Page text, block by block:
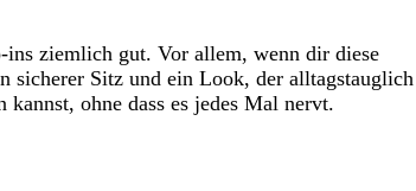
ziemlich gut. Vor allem, wenn dir diese
sicherer Sitz und ein Look, der alltagstauglich
ohne dass es jedes Mal nervt.